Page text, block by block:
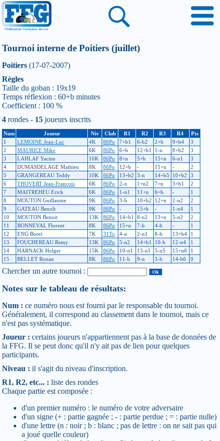
Tournoi interne de Poitiers (juillet)
Poitiers (17-07-2007)
Règles
Taille du goban : 19x19
Temps réflexion : 60+b minutes
Coefficient : 100 %
4 rondes - 15 joueurs inscrits
Num Joueur Niv Club R1 R2 R3 R4
Pts
1
LEMOINE Jean-Luc 4K 86Po 7+b1 6-b2 2+b 9+b4
3
2
MAURICE Mike 6K 86Po 6+b 12+b1 1-n 8+b2
3
3
LAHLAF Yacine 10K 86Po 8+n 5+b 15+n 6-n1
3
4
DUMASDELAGE Mathieu 8K 86Po 12+b - 11+n -
2
5
GRANGEREAU Teddy 10K 86Po 13+b2 3-n 14+b5 10+b2
3
6
THOVERT Jean-François 6K 86Po 2-n 1+n2 7=n 3+b1
2
7
MAITREHEU Erick 6K 86Po 1-n1 11+n 6=b -
1
8
MOUTON Guillaume 9K 86Po 3-b 10+b2 12+n 2-n2
2
9
GATEAU Benoît 9K 86Po - 15+b - 1-n4
1
10
MOUTON Benoit 13K 86Po 14+b1 8-n2 13+n 5-n2
2
11
BONNEVAL Florent 8K 86Po 15+n 7-b 4-b -
1
12
ENG Boreï 7K 31To 4-n 2-n1 8-b 13+b4
1
13
FOUCHEREAU Remy 13K 86Po 5-n2 14+b1 10-b 12-n4
1
14
HARNACK Holger 15K 86Po 10-n1 13-n1 5-n5 15+n6
1
15
BELLET Ronan 8K 86Po 11-b 9-n 3-b 14-b6 0
Chercher un autre tournoi :
Notes sur le tableau de résultats:
Num : ce numéro nous est fourni par le responsable du tournoi.
Généralement, il correspond au classement dans le tournoi, mais ce
n'est pas systématique.
Joueur : certains joueurs n'appartiennent pas à la base de données de
la FFG. Il se peut donc qu'il n'y ait pas de lien pour quelques
participants.
Niveau : il s'agit du niveau d'inscription.
R1, R2, etc... : liste des rondes
Chaque partie est composée :
d'un premier numéro : le numéro de votre adversaire
d'un signe (+ : partie gagnée ; - : partie perdue ; = : partie nulle)
d'une lettre (n : noir ; b : blanc ; pas de lettre : on ne sait pas qui
a joué quelle couleur)